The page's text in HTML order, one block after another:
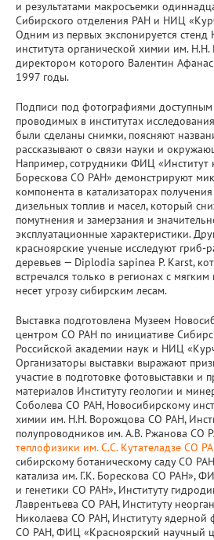
и результатами макросъемки
Сибирского отделения РАН и НИЦ
Одним из первых экспонируется стенд
института органической химии им.
директором которого Валентин
1997 годы.
Подписи под фотографиями
проводимых в институтах
были сделаны снимки, поясняют
рассказывают о связи науки и
Например, сотрудники ФИЦ «Институт
Борескова СО РАН» демонстрируют
компонента в катализаторах
дизельных топлив и масел, который
помутнения и замерзания и
эксплуатационные характеристики.
красноярские ученые исследуют гриб-
деревьев — Diplodia sapinea P. Karst,
встречался только в регионах с
несет угрозу сибирским лесам.
Выставка подготовлена Музеем
центром СО РАН по инициативе
Российской академии наук и НИЦ
Организаторы выставки выражают
участие в подготовке фотовыставки и
материалов Институту геологии и
Соболева СО РАН, Новосибирскому
химии им. Н.Н. Ворожцова СО РАН,
полупроводников им. А.В. Ржанова СО
теплофизики им. С.С. Кутателадзе СО
сибирскому ботаническому саду СО
катализа им. Г.К. Борескова СО РАН»,
и генетики СО РАН», Институту
Лаврентьева СО РАН, Институту
Николаева СО РАН, Институту ядерной
СО РАН, ФИЦ «Красноярский научный